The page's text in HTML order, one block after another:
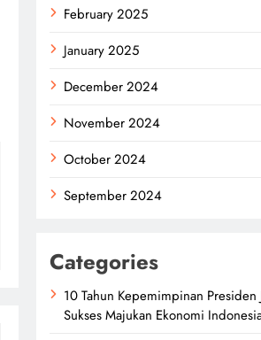
February 2025
January 2025
December 2024
November 2024
October 2024
September 2024
Categories
10 Tahun Kepemimpinan Presiden
Sukses Majukan Ekonomi